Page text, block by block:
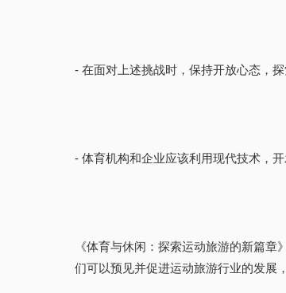
- 在面对上述挑战时，保持开放心态，
- 体育机构和企业应该利用现代技术，
《体育与休闲：探索运动旅游的新篇
们可以预见并促进运动旅游行业的发展